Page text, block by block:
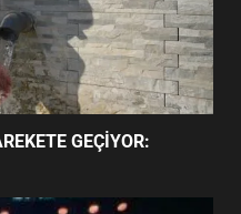
MİRASI İÇİN
GÖZLER
GEÇİYOR: